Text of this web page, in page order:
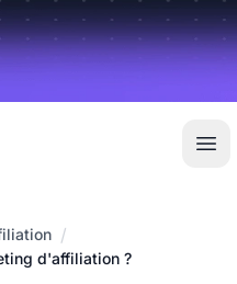
/
d'affiliation ?